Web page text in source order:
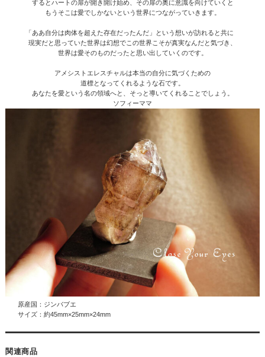
するとハートの扉が開き開け始め、その扉の奥に意識を向けていくと
もうそこは愛でしかないという世界につながっていきます。
「ああ自分は肉体を超えた存在だったんだ」という想いが訪れると共に
現実だと思っていた世界は幻想でこの世界こそが真実なんだと気づき、
世界は愛そのものだったと思い出していくのです。
アメシストエレスチャルは本当の自分に気づくための
道標となってくれるような石です。
あなたを愛という名の領域へと、そっと導いてくれることでしょう。
ソフィーママ
原産国：ジンバブエ
サイズ：約45mm×25mm×24mm
関連商品